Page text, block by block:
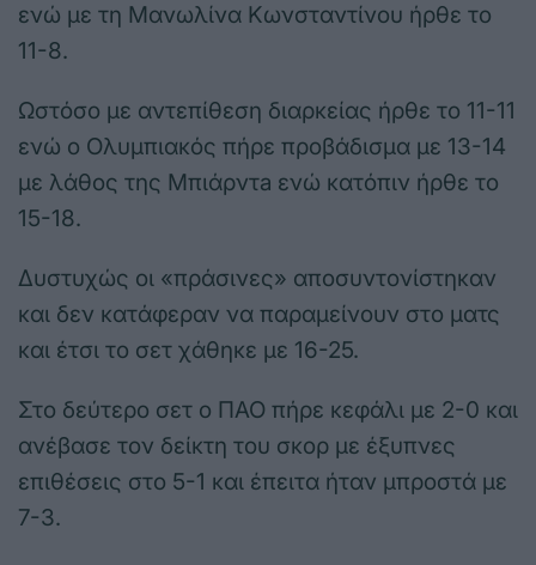
ενώ με τη Μανωλίνα Κωνσταντίνου ήρθε το
11-8.
Ωστόσο με αντεπίθεση διαρκείας ήρθε το 11-11
ενώ ο Ολυμπιακός πήρε προβάδισμα με 13-14
με λάθος της Μπιάρντa ενώ κατόπιν ήρθε το
15-18.
Δυστυχώς οι «πράσινες» αποσυντονίστηκαν
και δεν κατάφεραν να παραμείνουν στο ματς
και έτσι το σετ χάθηκε με 16-25.
Στο δεύτερο σετ ο ΠΑΟ πήρε κεφάλι με 2-0 και
ανέβασε τον δείκτη του σκορ με έξυπνες
επιθέσεις στο 5-1 και έπειτα ήταν μπροστά με
7-3.